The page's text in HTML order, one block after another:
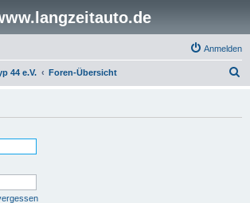
Anmelden
44 e.V. Foren-Übersicht